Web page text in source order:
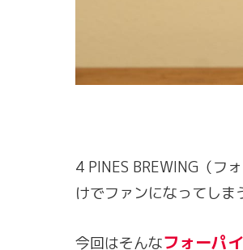
4 PINES BREWING（フ
けでファンになってしま
今回はそんなフォーパ